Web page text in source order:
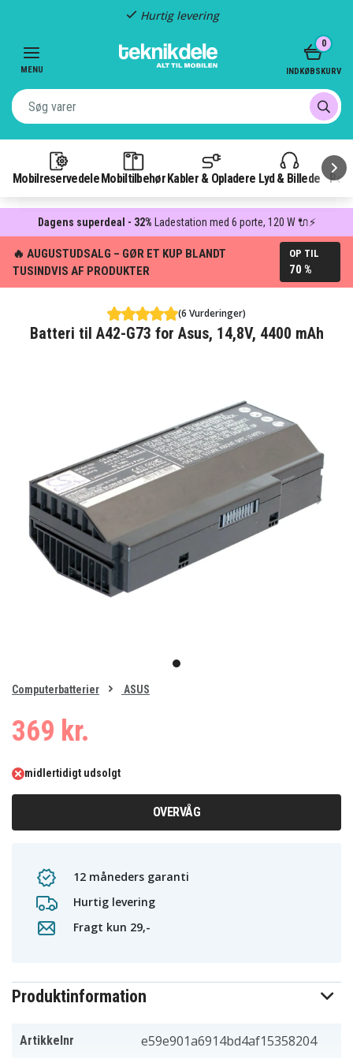
Hurtig levering
MENU
Mobilreservedele Mobiltilbehør Kabler & Opladere Lyd & Billede
0
INDKØBSKURV
Dagens superdeal - 32% Ladestation med 6 porte, 120 W 🔌⚡
🔥 AUGUSTUDSALG – GØR ET KUP BLANDT
TUSINDVIS AF PRODUKTER
OP TIL
70 %
(6 Vurderinger)
Batteri til A42-G73 for Asus, 14,8V, 4400 mAh
item
of
Computerbatterier ASUS
369 kr.
midlertidigt udsolgt
OVERVÅG
12 måneders garanti
Hurtig levering
Fragt kun 29,-
Produktinformation
Artikkelnr e59e901a6914bd4af15358204